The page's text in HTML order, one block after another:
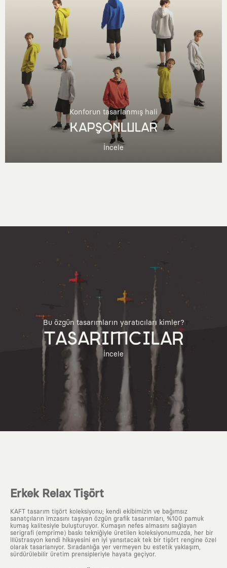
Konforun tasarlanmış hali
KAPŞONLULAR
İncele
Bu özgün tasarımların yaratıcıları kimler?
TASARIMCILAR
İncele
Erkek Relax Tişört
KAFT tasarım tişört koleksiyonu; kendi ekibimizin ve bağımsız
sanatçıların imzasını taşıyan özgün grafik tasarımları, %100 pamuk
kumaş kalitesiyle buluşturuyor. Kumaşın nefes almasını sağlayan
serigrafi (emprime) baskı tekniğiyle üretilen koleksiyonumuzda, her bir
illüstrasyon kendi hikayesini en iyi yansıtacak tek bir tişört rengine özel
olarak tasarlanıyor. Sıradanlığa yer vermeyen bu estetik yaklaşım,
sürdürülebilir üretim prensipleriyle hayata geçiyor.